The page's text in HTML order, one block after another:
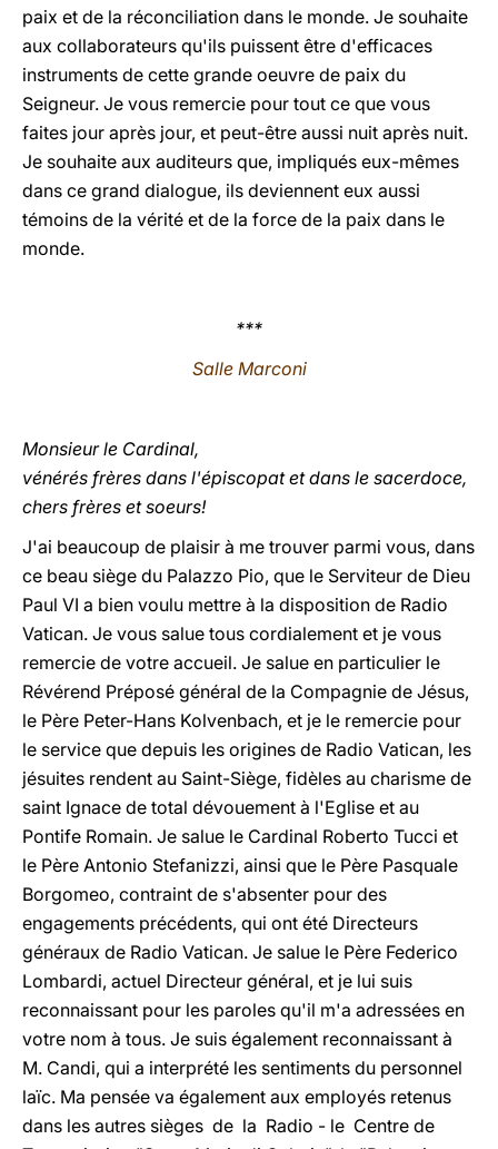
paix et de la réconciliation dans le monde. Je souhaite
aux collaborateurs qu'ils puissent être d'efficaces
instruments de cette grande oeuvre de paix du
Seigneur. Je vous remercie pour tout ce que vous
faites jour après jour, et peut-être aussi nuit après nuit.
Je souhaite aux auditeurs que, impliqués eux-mêmes
dans ce grand dialogue, ils deviennent eux aussi
témoins de la vérité et de la force de la paix dans le
monde.
***
Salle Marconi
Monsieur le Cardinal,
vénérés frères dans l'épiscopat et dans le sacerdoce,
chers frères et soeurs!
J'ai beaucoup de plaisir à me trouver parmi vous, dans
ce beau siège du Palazzo Pio, que le Serviteur de Dieu
Paul VI a bien voulu mettre à la disposition de Radio
Vatican. Je vous salue tous cordialement et je vous
remercie de votre accueil. Je salue en particulier le
Révérend Préposé général de la Compagnie de Jésus,
le Père Peter-Hans Kolvenbach, et je le remercie pour
le service que depuis les origines de Radio Vatican, les
jésuites rendent au Saint-Siège, fidèles au charisme de
saint Ignace de total dévouement à l'Eglise et au
Pontife Romain. Je salue le Cardinal Roberto Tucci et
le Père Antonio Stefanizzi, ainsi que le Père Pasquale
Borgomeo, contraint de s'absenter pour des
engagements précédents, qui ont été Directeurs
généraux de Radio Vatican. Je salue le Père Federico
Lombardi, actuel Directeur général, et je lui suis
reconnaissant pour les paroles qu'il m'a adressées en
votre nom à tous. Je suis également reconnaissant à
M. Candi, qui a interprété les sentiments du personnel
laïc. Ma pensée va également aux employés retenus
dans les autres sièges de la Radio - le Centre de